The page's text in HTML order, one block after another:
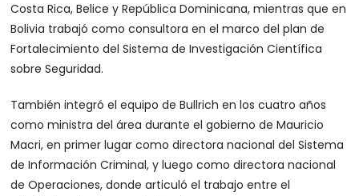
Costa Rica, Belice y República Dominicana, mientras que en
Bolivia trabajó como consultora en el marco del plan de
Fortalecimiento del Sistema de Investigación Científica
sobre Seguridad.
También integró el equipo de Bullrich en los cuatro años
como ministra del área durante el gobierno de Mauricio
Macri, en primer lugar como directora nacional del Sistema
de Información Criminal, y luego como directora nacional
de Operaciones, donde articuló el trabajo entre el